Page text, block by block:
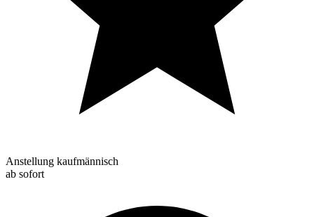
Anstellung kaufmännisch
ab sofort